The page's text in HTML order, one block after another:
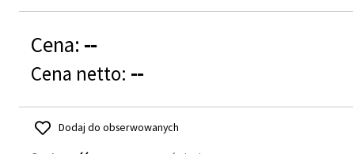
Cena: --
Cena netto: --
Dodaj do obserwowanych